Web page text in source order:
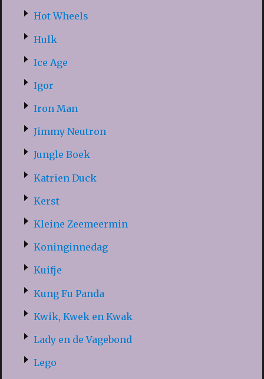
Hot Wheels
Hulk
Ice Age
Igor
Iron Man
Jimmy Neutron
Jungle Boek
Katrien Duck
Kerst
Kleine Zeemeermin
Koninginnedag
Kuifje
Kung Fu Panda
Kwik, Kwek en Kwak
Lady en de Vagebond
Lego